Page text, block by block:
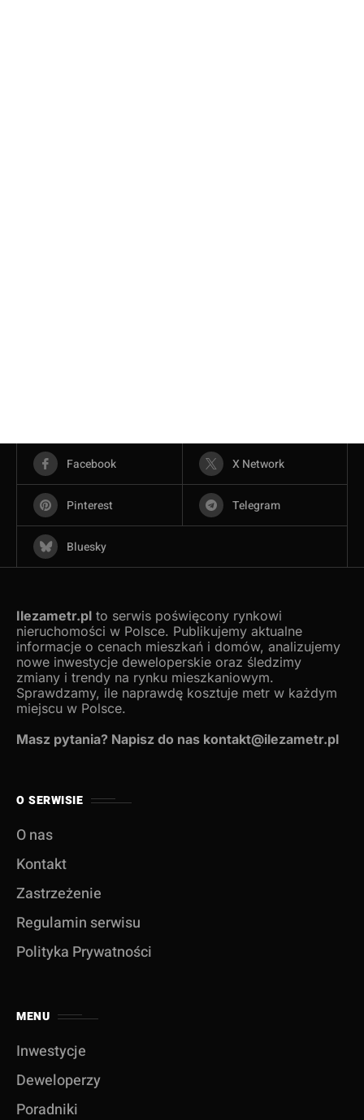
Facebook X Network
Pinterest Telegram
Bluesky
Ilezametr.pl to serwis poświęcony rynkowi
nieruchomości w Polsce. Publikujemy aktualne
informacje o cenach mieszkań i domów, analizujemy
nowe inwestycje deweloperskie oraz śledzimy
zmiany i trendy na rynku mieszkaniowym.
Sprawdzamy, ile naprawdę kosztuje metr w każdym
miejscu w Polsce.
Masz pytania? Napisz do nas kontakt@ilezametr.pl
O SERWISIE
O nas
Kontakt
Zastrzeżenie
Regulamin serwisu
Polityka Prywatności
MENU
Inwestycje
Deweloperzy
Poradniki